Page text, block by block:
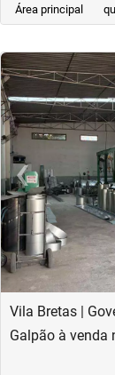
Área principal
<<<<
‹Previous
Vila Bretas |
Galpão à venda